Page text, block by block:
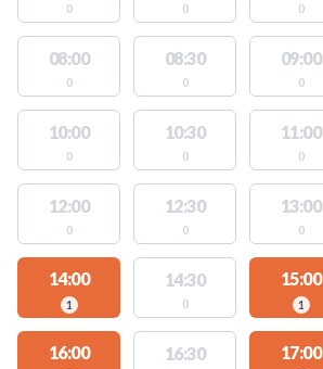
0 0 0
08:00
0
08:30
0
09:00
0
10:00
0
10:30
0
11:00
0
12:00
0
12:30
0
13:00
0
14:00
1
14:30
0
15:00
1
16:00 16:30 17:00